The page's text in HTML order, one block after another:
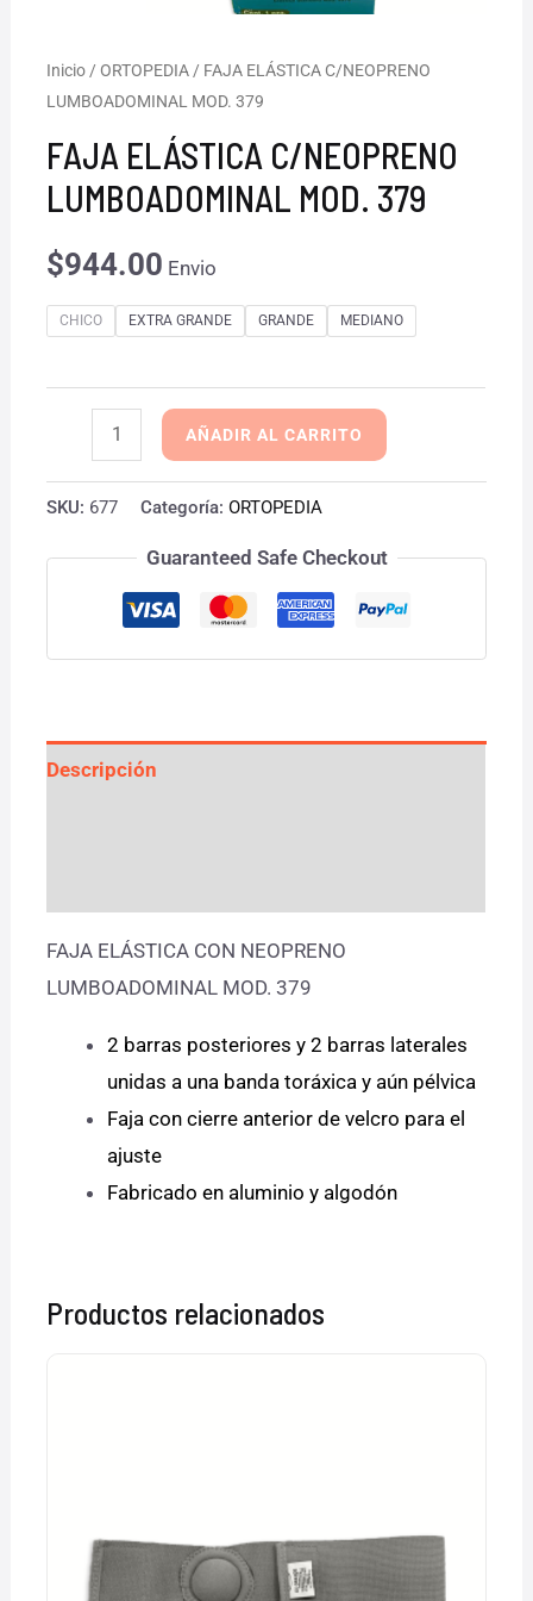
Inicio /ORTOPEDIA / FAJA ELÁSTICA C/NEOPRENO
LUMBOADOMINAL MOD. 379
FAJA ELÁSTICA C/NEOPRENO
LUMBOADOMINAL MOD. 379
$944.00 Envio
CHICO EXTRA GRANDE GRANDE MEDIANO
FAJA
ELÁSTICA
C/NEOPRENO
LUMBOADOMINAL
MOD.
379
AÑADIR AL CARRITO
SKU: 677 Categoría:ORTOPEDIA
Guaranteed Safe Checkout
Descripción
FAJA ELÁSTICA CON NEOPRENO
LUMBOADOMINAL MOD. 379
2 barras posteriores y 2 barras laterales
unidas a una banda toráxica y aún pélvica
Faja con cierre anterior de velcro para el
ajuste
Fabricado en aluminio y algodón
Productos relacionados